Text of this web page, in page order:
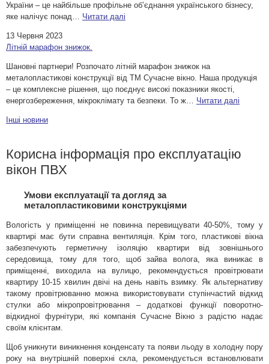
України – це найбільше профільне об’єднання українського бізнесу,
яке налічує понад… Читати далі
13 Червня 2023
Літній марафон знижок.
Шановні партнери! Розпочато літній марафон знижок на
металопластикові конструкції від ТМ Сучасне вікно. Наша продукція
– це комплексне рішення, що поєднує високі показники якості,
енергозбереження, мікроклімату та безпеки. То ж… Читати далі
Iншi новини
Корисна інформація про експлуатацію
вікон ПВХ
Умови експлуатації та догляд за
металопластиковими конструкціями
Вологість у приміщенні не повинна перевищувати 40-50%, тому у
квартирі має бути справна вентиляція.
Крім того, пластикові вікна
забезпечують герметичну ізоляцію квартири від зовнішнього
середовища, тому для того, щоб зайва волога, яка виникає в
приміщенні, виходила на вулицю, рекомендується провітрювати
квартиру 10-15 хвилин двічі на день навіть взимку. Як альтернативу
такому провітрюванню можна використовувати ступінчастий відкид
стулки або мікропровітрювання – додаткові функції поворотно-
відкидної фурнітури, які компанія Сучасне Вікно з радістю надає
своїм клієнтам.
Щоб уникнути виникнення конденсату та появи льоду в холодну пору
року на внутрішній поверхні скла, рекомендується встановлювати